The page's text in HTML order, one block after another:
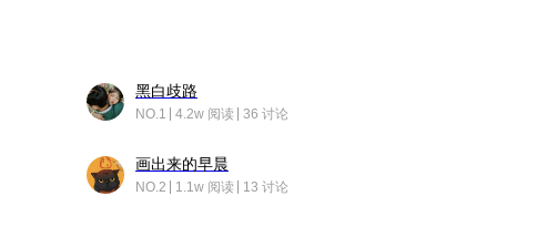
黑白歧路
NO.1 4.2w 阅读 36 讨论
画出来的早晨
NO.2 1.1w 阅读 13 讨论